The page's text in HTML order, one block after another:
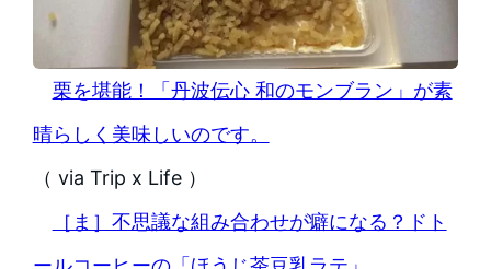
栗を堪能！「丹波伝心 和のモンブラン」が素
晴らしく美味しいのです。
（ via Trip x Life ）
［ま］不思議な組み合わせが癖になる？ドト